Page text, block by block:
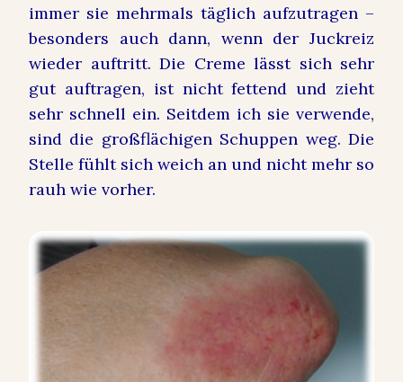
immer sie mehrmals täglich aufzutragen –
besonders auch dann, wenn der Juckreiz
wieder auftritt. Die Creme lässt sich sehr
gut auftragen, ist nicht fettend und zieht
sehr schnell ein. Seitdem ich sie verwende,
sind die großflächigen Schuppen weg. Die
Stelle fühlt sich weich an und nicht mehr so
rauh wie vorher.